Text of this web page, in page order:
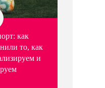
как
то, как
и